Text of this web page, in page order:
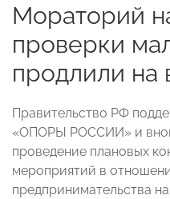
Мораторий
проверки
продлили на
Правительство РФ
«ОПОРЫ РОССИИ» и
проведение плановых
мероприятий в
предпринимательства